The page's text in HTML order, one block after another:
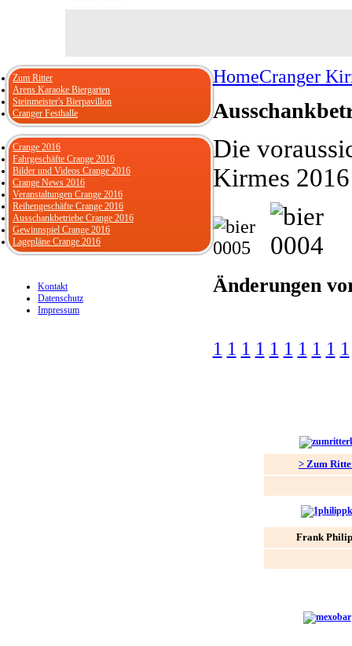
HomeCranger
Die
Kirmes 2016
Änderungen
1 1 1 1 1 1 1 1 1 1
> Zum
Frank
Zum Ritter
Arens Karaoke Biergarten
Steinmeister's Bierpavillon
Cranger Festhalle
Crange 2016
Fahrgeschäfte Crange 2016
Bilder und Videos Crange 2016
Crange News 2016
Veranstaltungen Crange 2016
Reihengeschäfte Crange 2016
Ausschankbetriebe Crange 2016
Gewinnspiel Crange 2016
Lagepläne Crange 2016
Kontakt
Datenschutz
Impressum